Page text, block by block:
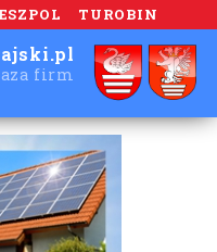
TUROBIN
firm